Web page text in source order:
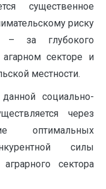
существенное
риску
– за глубокого
секторе и
местности.
социально-
через
оптимальных
силы
сектора